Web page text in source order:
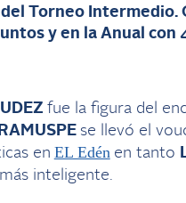
Torneo Intermedio.
y en la Anual con
fue la figura del
se llevó el
en EL Edén en tanto
inteligente.